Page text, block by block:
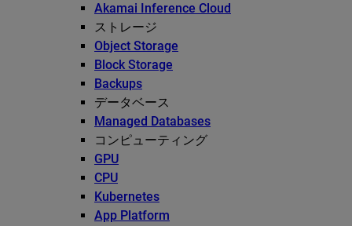
Akamai Inference Cloud
ストレージ
Object Storage
Block Storage
Backups
データベース
Managed Databases
コンピューティング
GPU
CPU
Kubernetes
App Platform